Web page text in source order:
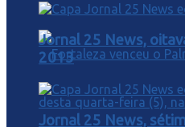
Jornal 25 News,
2013
Jornal 25 News,